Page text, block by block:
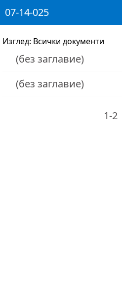
07-14-025
Изглед: Всички документи
(без заглавие)
(без заглавие)
1-2